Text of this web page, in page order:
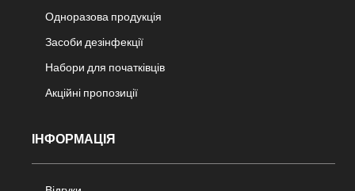
Одноразова продукція
Засоби дезінфекції
Набори для початківців
Акційні пропозиції
ІНФОРМАЦІЯ